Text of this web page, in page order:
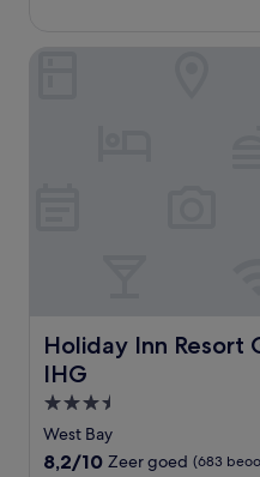
Holiday Inn Resort
IHG
Holiday Inn Resort
3.5-
sterrenaccommodatie
West Bay
8.2
8,2/10 Zeer goed (683